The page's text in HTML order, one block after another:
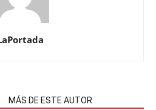
MÁS DE ESTE AUTOR